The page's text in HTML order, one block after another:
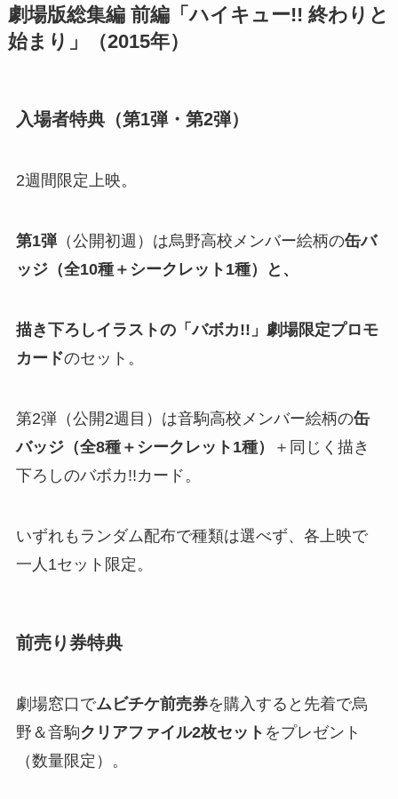
劇場版総集編 前編「ハイキュー!! 終わりと
始まり」（2015年）
入場者特典（第1弾・第2弾）
2週間限定上映。
第1弾（公開初週）は烏野高校メンバー絵柄の缶バ
ッジ（全10種＋シークレット1種）と、
描き下ろしイラストの「バボカ!!」劇場限定プロモ
カードのセット。
第2弾（公開2週目）は音駒高校メンバー絵柄の缶
バッジ（全8種＋シークレット1種）
＋同じく描き
下ろしのバボカ!!カード​。
いずれもランダム配布で種類は選べず、各上映で
一人1セット限定。
前売り券特典
劇場窓口でムビチケ前売券を購入すると先着で烏
野＆音駒クリアファイル2枚セット をプレゼント
（数量限定）​。